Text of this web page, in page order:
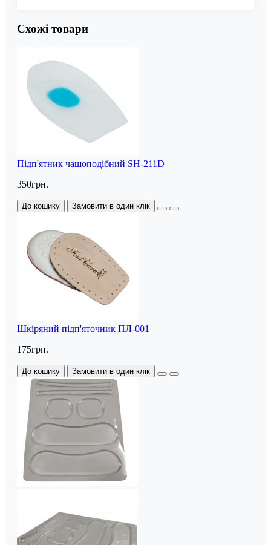
Схожі товари
Підп'ятник чашоподібний SH-211D
350грн.
До кошику Замовити в один клік
Шкіряний підп'яточник ПЛ-001
175грн.
До кошику Замовити в один клік